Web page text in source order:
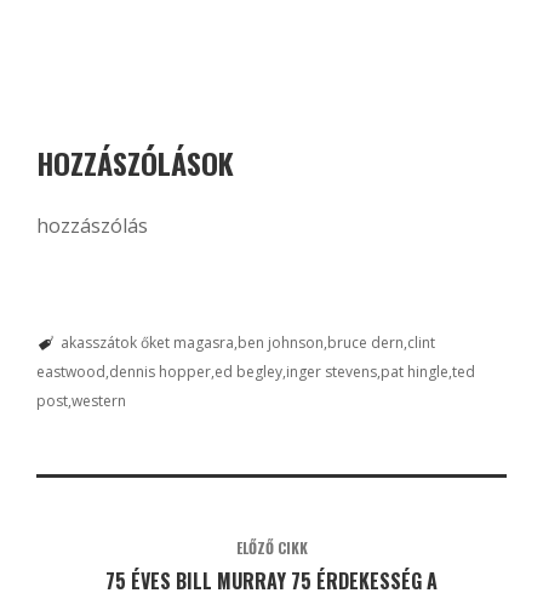
HOZZÁSZÓLÁSOK
hozzászólás
akasszátok őket magasra ben johnson bruce dern clint
eastwood dennis hopper ed begley inger stevens pat hingle ted
postwestern
ELŐZŐ CIKK
75 ÉVES BILL MURRAY 75 ÉRDEKESSÉG A